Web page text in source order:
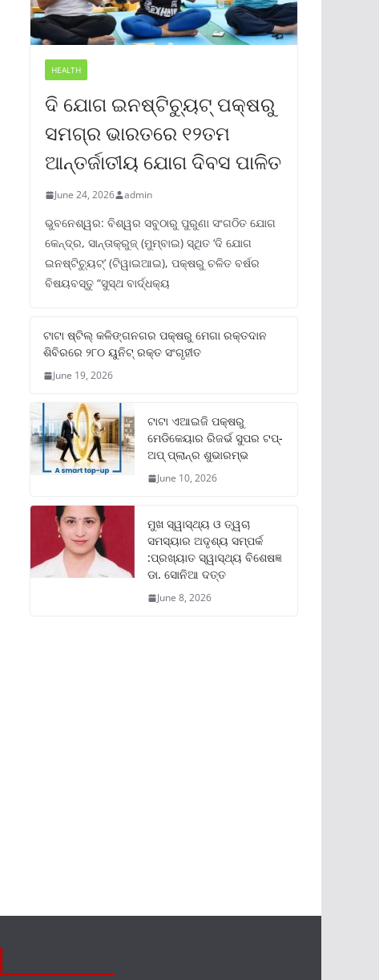
HEALTH
ଦି ଯୋଗ ଇନଷ୍ଟିଚ୍ୟୁଟ୍ ପକ୍ଷରୁ
ସମଗ୍ର ଭାରତରେ ୧୨ତମ
ଆନ୍ତର୍ଜାତୀୟ ଯୋଗ ଦିବସ ପାଳିତ
June 24, 2026 admin
ଭୁବନେଶ୍ୱର: ବିଶ୍ୱର ସବୁଠାରୁ ପୁରୁଣା ସଂଗଠିତ ଯୋଗ
କେନ୍ଦ୍ର, ସାନ୍ତାକ୍ରୁଜ୍ (ମୁମ୍ବାଇ) ସ୍ଥିତ ‘ଦି ଯୋଗ
ଇନଷ୍ଟିଚ୍ୟୁଟ୍‌’ (ଟିୱାଇଆଇ), ପକ୍ଷରୁ ଚଳିତ ବର୍ଷର
ବିଷୟବସ୍ତୁ “ସୁସ୍ଥ ବାର୍ଦ୍ଧକ୍ୟ
ଟାଟା ଷ୍ଟିଲ୍‌ କଳିଙ୍ଗନଗର ପକ୍ଷରୁ ମେଗା ରକ୍ତଦାନ
ଶିବିରରେ ୨୮୦ ୟୁନିଟ୍‌ ରକ୍ତ ସଂଗୃହୀତ
June 19, 2026
ଟାଟା ଏଆଇଜି ପକ୍ଷରୁ
ମେଡିକେୟାର ରିଜର୍ଭ ସୁପର ଟପ୍‌-
ଅପ୍ ପ୍ଲାନ୍‌ର ଶୁଭାରମ୍ଭ
June 10, 2026
ମୁଖ ସ୍ୱାସ୍ଥ୍ୟ ଓ ତ୍ୱଚା
ସମସ୍ୟାର ଅଦୃଶ୍ୟ ସମ୍ପର୍କ
:ପ୍ରଖ୍ୟାତ ସ୍ୱାସ୍ଥ୍ୟ ବିଶେଷଜ୍ଞ
ଡା. ସୋନିଆ ଦତ୍ତ
June 8, 2026